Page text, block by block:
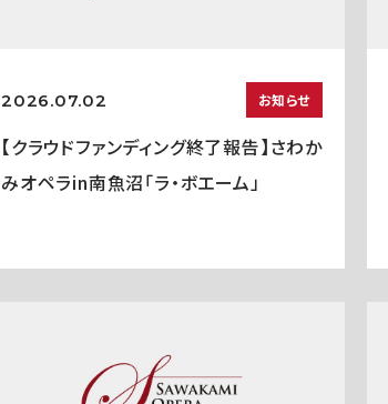
2026.07.02 お知らせ
【クラウドファンディング終了報告】さわか
みオペラin南魚沼「ラ・ボエーム」